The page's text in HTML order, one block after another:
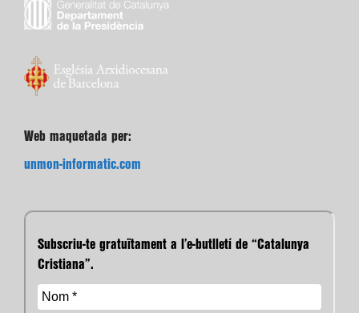
Web maquetada per:
unmon-informatic.com
Subscriu-te gratuïtament a l’e-butlletí de “Catalunya
Cristiana”.